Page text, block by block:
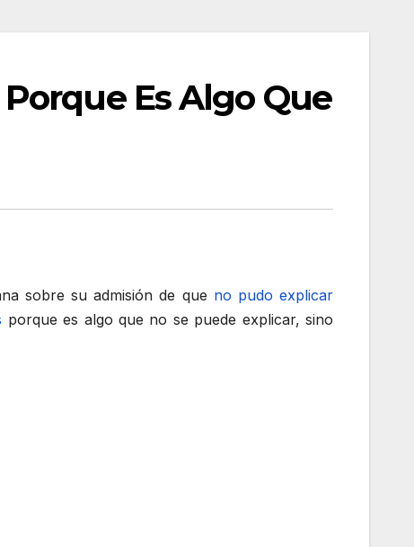
Es Algo Que
sobre su admisión de que no pudo explicar
porque es algo que no se puede explicar, sino